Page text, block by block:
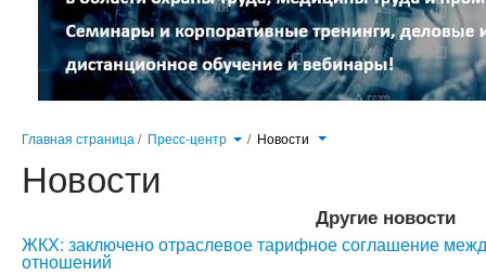
Главная страница / Пресс-центр / Новости
Новости
Другие новости
ЖКХ: заключено отраслевое тарифное соглашение
отношений